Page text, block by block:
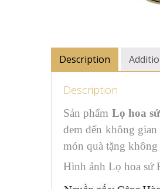
Description
Description
Sản phẩm Lọ hoa
đem đến không
món quà tặng
Hình ảnh Lọ hoa sứ